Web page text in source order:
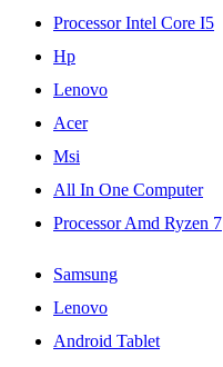
Processor Intel Core I5
Hp
Lenovo
Acer
Msi
All In One Computer
Processor Amd Ryzen 7
Samsung
Lenovo
Android Tablet